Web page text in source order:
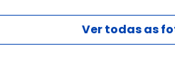
Ver todas as